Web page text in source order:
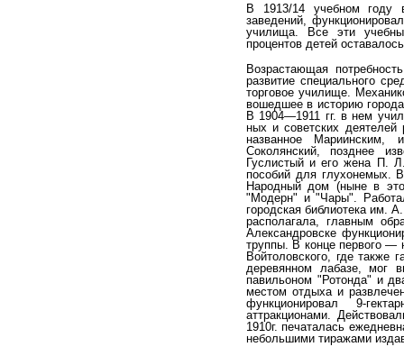
В 1913/14 учебном году
заведений,
училища. Все эти
процентов детей
Возрастающая
развитие специ­ального
торговое училище.
вошедшее в историю
В 1904—1911 гг. в нем
ных и советских
названное
Соколянский, позднее
Гуслистый и его жена П.
пособий для глухонемых.
Народный дом (ныне в
"Модерн" и "Чары".
городс­кая библиотека им.
располагала, главным
Александровске
труппы. В конце перво­го —
Войтоловского, где также
деревянном ла­базе, мог
павильоном "Ротонда" и
местом отды­ха и
функционировал 9-
аттракционами.
1910г. печаталась
небольшими тиражами